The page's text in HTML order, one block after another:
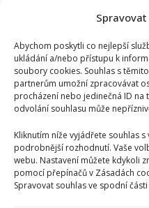
Abychom poskytli co nejlepší
ukládání a/nebo přístupu k
soubory cookies. Souhlas s
partnerům umožní zpracovávat
procházení nebo jedinečná ID
odvolání souhlasu může
Kliknutím níže vyjádřete souhlas
podrobnější rozhodnutí. Vaše
webu. Nastavení můžete kdykoli
pomocí přepínačů v Zásadách
Spravovat souhlas ve spodní
Z
pláže
rovnou
na
titulky:
Lucie
Borhyová
zaujala
žhavými
fotkami
v
plavkách